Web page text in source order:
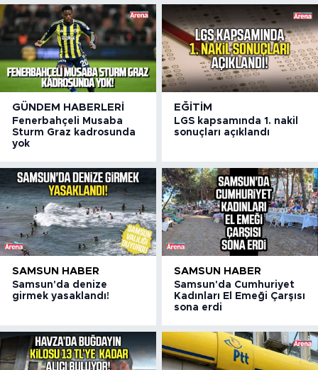
GÜNDEM HABERLERI
Fenerbahçeli Musaba
Sturm Graz kadrosunda
yok
EĞITIM
LGS kapsamında 1. nakil
sonuçları açıklandı
SAMSUN HABER
Samsun'da denize
girmek yasaklandı!
SAMSUN HABER
Samsun'da Cumhuriyet
Kadınları El Emeği Çarşısı
sona erdi